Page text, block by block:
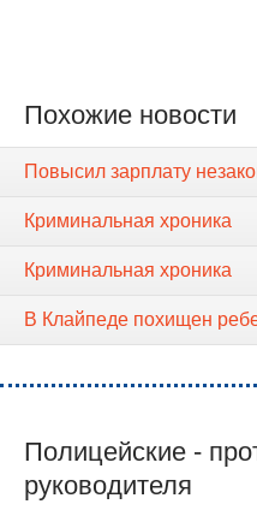
Похожие новости
Повысил зарплату
Криминальная хроника
Криминальная хроника
В Клайпеде похищен
Полицейские -
руководителя